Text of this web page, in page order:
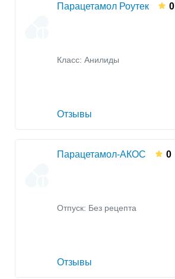
Парацетамол Роутек 0
Класс: Анилиды
Отзывы
Парацетамол-АКОС 0
Отпуск: Без рецепта
Отзывы